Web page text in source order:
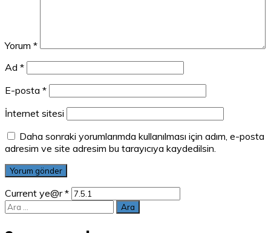
Yorum *
Ad *
E-posta *
İnternet sitesi
Daha sonraki yorumlarımda kullanılması için adım, e-posta
adresim ve site adresim bu tarayıcıya kaydedilsin.
Current ye@r*
Arama: